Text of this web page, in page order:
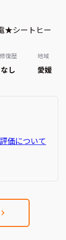
★シートヒー
修復歴
なし
地域
愛媛
評価について